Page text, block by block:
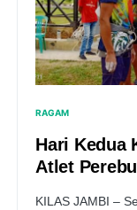
RAGAM
Hari Kedua
Atlet
KILAS JAMBI –